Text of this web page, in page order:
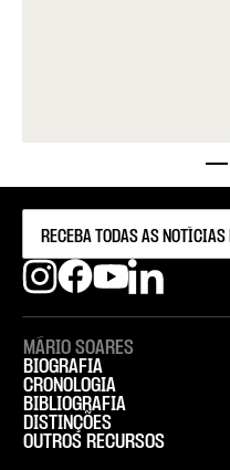
MÁRIO SOARES
BIOGRAFIA
CRONOLOGIA
BIBLIOGRAFIA
DISTINÇÕES
OUTROS RECURSOS